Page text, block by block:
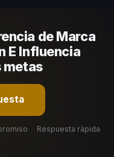
ayudamos con una
criterios.
de Marca
E Influencia
metas
· Respuesta rápida